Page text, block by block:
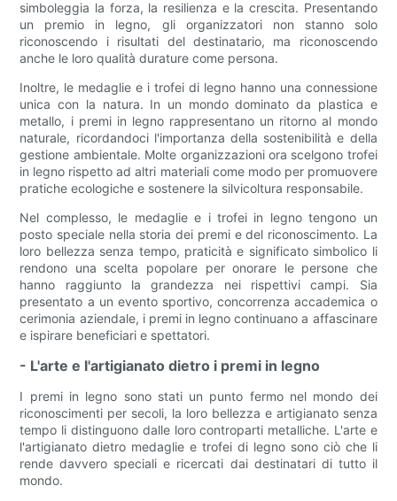
simboleggia la forza, la resilienza e la crescita. Presentando
un premio in legno, gli organizzatori non stanno solo
riconoscendo i risultati del destinatario, ma riconoscendo
anche le loro qualità durature come persona.
Inoltre, le medaglie e i trofei di legno hanno una connessione
unica con la natura. In un mondo dominato da plastica e
metallo, i premi in legno rappresentano un ritorno al mondo
naturale, ricordandoci l'importanza della sostenibilità e della
gestione ambientale. Molte organizzazioni ora scelgono trofei
in legno rispetto ad altri materiali come modo per promuovere
pratiche ecologiche e sostenere la silvicoltura responsabile.
Nel complesso, le medaglie e i trofei in legno tengono un
posto speciale nella storia dei premi e del riconoscimento. La
loro bellezza senza tempo, praticità e significato simbolico li
rendono una scelta popolare per onorare le persone che
hanno raggiunto la grandezza nei rispettivi campi. Sia
presentato a un evento sportivo, concorrenza accademica o
cerimonia aziendale, i premi in legno continuano a affascinare
e ispirare beneficiari e spettatori.
- L'arte e l'artigianato dietro i premi in legno
I premi in legno sono stati un punto fermo nel mondo dei
riconoscimenti per secoli, la loro bellezza e artigianato senza
tempo li distinguono dalle loro controparti metalliche. L'arte e
l'artigianato dietro medaglie e trofei di legno sono ciò che li
rende davvero speciali e ricercati dai destinatari di tutto il
mondo.